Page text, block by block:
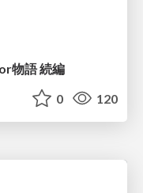
物語 続編
0 120